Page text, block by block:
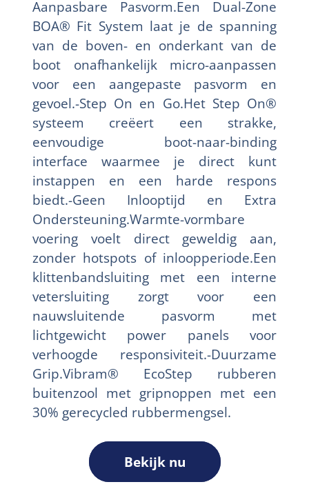
Aanpasbare Pasvorm.Een Dual-Zone
BOA® Fit System laat je de spanning
van de boven- en onderkant van de
boot onafhankelijk micro-aanpassen
voor een aangepaste pasvorm en
gevoel.-Step On en Go.Het Step On®
systeem creëert een strakke,
eenvoudige boot-naar-binding
interface waarmee je direct kunt
instappen en een harde respons
biedt.-Geen Inlooptijd en Extra
Ondersteuning.Warmte-vormbare
voering voelt direct geweldig aan,
zonder hotspots of inloopperiode.Een
klittenbandsluiting met een interne
vetersluiting zorgt voor een
nauwsluitende pasvorm met
lichtgewicht power panels voor
verhoogde responsiviteit.-Duurzame
Grip.Vibram® EcoStep rubberen
buitenzool met gripnoppen met een
30% gerecycled rubbermengsel.
Bekijk nu